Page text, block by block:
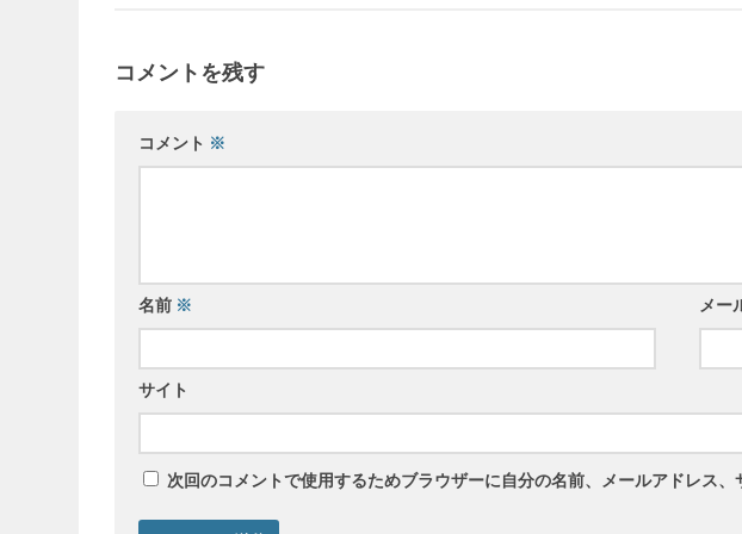
コメントを残す
コメント ※
名前 ※ メー
サイト
次回のコメントで使用するためブラウザーに自分の名前、メールアドレス、